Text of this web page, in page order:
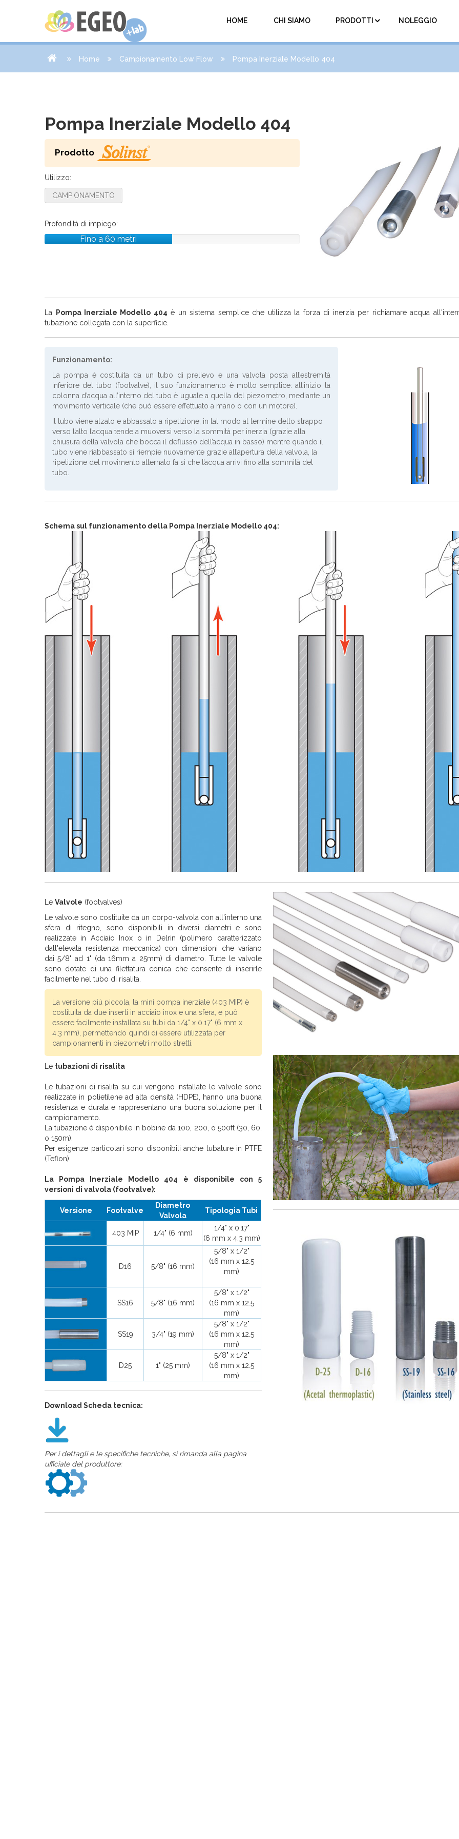
HOME CHI SIAMO PRODOTTI NOLEGGIO
Home Campionamento Low Flow Pompa Inerziale Modello 404
Pompa Inerziale Modello 404
Prodotto
Utilizzo:
CAMPIONAMENTO
Profondità di impiego:
Fino a 60 metri
La Pompa Inerziale Modello 404 è un sistema semplice che utilizza la forza di inerzia per richiamare acqua
tubazione collegata con la superficie.
Funzionamento:
La pompa è costituita da un tubo di prelievo e una valvola posta all’estremità
inferiore del tubo (footvalve), il suo funzionamento è molto semplice: all’inizio la
colonna d’acqua all’interno del tubo è uguale a quella del piezometro, mediante un
movimento verticale (che può essere effettuato a mano o con un motore).
Il tubo viene alzato e abbassato a ripetizione, in tal modo al termine dello strappo
verso l’alto l’acqua tende a muoversi verso la sommità per inerzia (grazie alla
chiusura della valvola che bocca il deflusso dell’acqua in basso) mentre quando il
tubo viene riabbassato si riempie nuovamente grazie all’apertura della valvola, la
ripetizione del movimento alternato fa sì che l’acqua arrivi fino alla sommità del
tubo.
Schema sul funzionamento della Pompa Inerziale Modello 404:
Le Valvole (footvalves)
Le valvole sono costituite da un corpo-valvola con all'interno una
sfera di ritegno, sono disponibili in diversi diametri e sono
realizzate in Acciaio Inox o in Delrin (polimero caratterizzato
dall'elevata resistenza meccanica) con dimensioni che variano
dai 5/8" ad 1" (da 16mm a 25mm) di diametro. Tutte le valvole
sono dotate di una filettatura conica che consente di inserirle
facilmente nel tubo di risalita.
La versione più piccola, la mini pompa inerziale (403 MIP) è
costituita da due inserti in acciaio inox e una sfera, e può
essere facilmente installata su tubi da 1/4" x 0.17" (6 mm x
4.3 mm), permettendo quindi di essere utilizzata per
campionamenti in piezometri molto stretti.
Le tubazioni di risalita
Le tubazioni di risalita su cui vengono installate le valvole sono
realizzate in polietilene ad alta densità (HDPE), hanno una buona
resistenza e durata e rappresentano una buona soluzione per il
campionamento.
La tubazione è disponibile in bobine da 100, 200, o 500ft (30, 60,
o 150m).
Per esigenze particolari sono disponibili anche tubature in PTFE
(Teflon).
La Pompa Inerziale Modello 404 è disponibile con 5
versioni di valvola (footvalve):
Versione Footvalve
Diametro
Valvola
Tipologia Tubi
403 MIP 1/4" (6 mm)
1/4" x 0.17"
(6 mm x 4.3 mm)
D16 5/8" (16 mm)
5/8" x 1/2"
(16 mm x 12.5
mm)
SS16 5/8" (16 mm)
5/8" x 1/2"
(16 mm x 12.5
mm)
SS19 3/4" (19 mm)
5/8" x 1/2"
(16 mm x 12.5
mm)
D25 1" (25 mm)
5/8" x 1/2"
(16 mm x 12.5
mm)
Download Scheda tecnica:
Per i dettagli e le specifiche tecniche, si rimanda alla pagina
ufficiale del produttore: